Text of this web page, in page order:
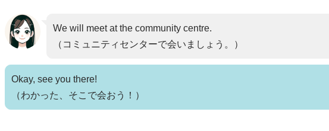
We will meet at the community centre.
（コミュニティセンターで会いましょう。）
Okay, see you there!
（わかった、そこで会おう！）